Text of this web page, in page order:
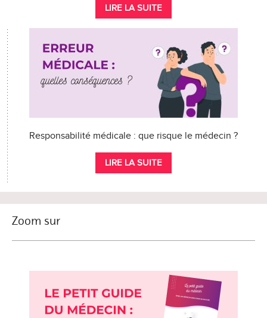
LIRE LA SUITE
Responsabilité médicale : que risque le médecin ?
LIRE LA SUITE
Zoom sur